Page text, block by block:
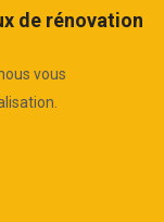
de rénovation
vous